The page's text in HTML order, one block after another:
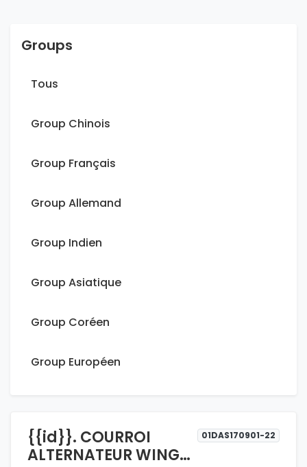
Groups
Tous
Group Chinois
Group Français
Group Allemand
Group Indien
Group Asiatique
Group Coréen
Group Européen
{{id}}. COURROI
ALTERNATEUR WINGLE
01DAS170901-22